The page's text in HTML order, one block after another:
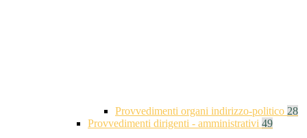
Provvedimenti organi indirizzo-politico 28
Provvedimenti dirigenti - amministrativi 49